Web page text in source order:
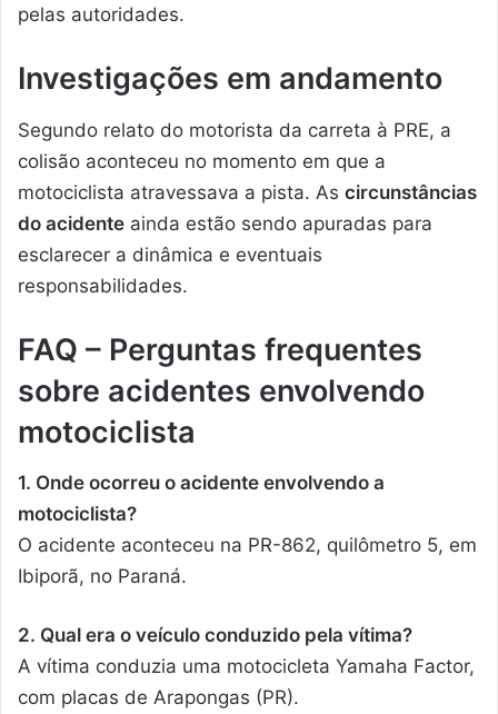
pelas autoridades.
Investigações em andamento
Segundo relato do motorista da carreta à PRE, a
colisão aconteceu no momento em que a
motociclista atravessava a pista. As circunstâncias
do acidente ainda estão sendo apuradas para
esclarecer a dinâmica e eventuais
responsabilidades.
FAQ – Perguntas frequentes
sobre acidentes envolvendo
motociclista
1. Onde ocorreu o acidente envolvendo a
motociclista?
O acidente aconteceu na PR-862, quilômetro 5, em
Ibiporã, no Paraná.
2. Qual era o veículo conduzido pela vítima?
A vítima conduzia uma motocicleta Yamaha Factor,
com placas de Arapongas (PR).